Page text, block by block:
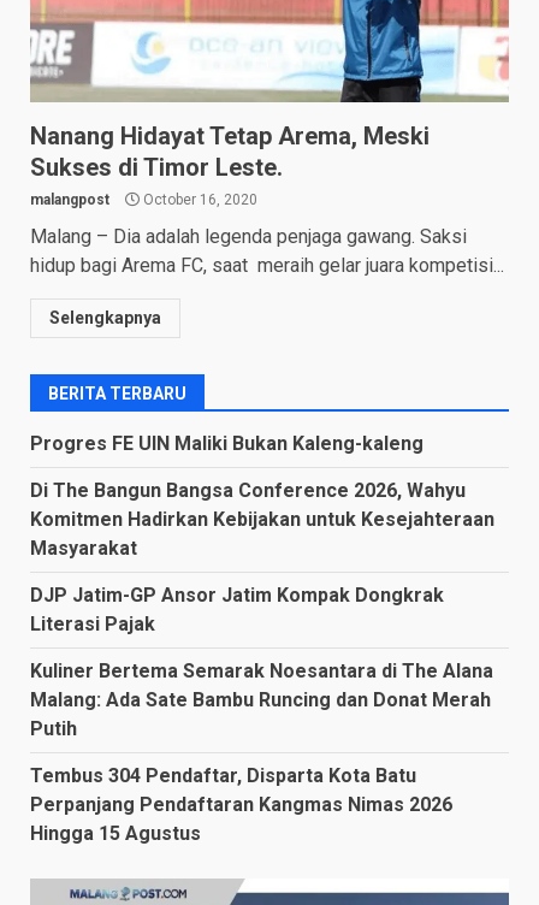
Nanang Hidayat Tetap Arema, Meski
Sukses di Timor Leste.
malangpost October 16, 2020
Malang – Dia adalah legenda penjaga gawang. Saksi
hidup bagi Arema FC, saat meraih gelar juara kompetisi...
Selengkapnya
BERITA TERBARU
Progres FE UIN Maliki Bukan Kaleng-kaleng
Di The Bangun Bangsa Conference 2026, Wahyu
Komitmen Hadirkan Kebijakan untuk Kesejahteraan
Masyarakat
DJP Jatim-GP Ansor Jatim Kompak Dongkrak
Literasi Pajak
Kuliner Bertema Semarak Noesantara di The Alana
Malang: Ada Sate Bambu Runcing dan Donat Merah
Putih
Tembus 304 Pendaftar, Disparta Kota Batu
Perpanjang Pendaftaran Kangmas Nimas 2026
Hingga 15 Agustus